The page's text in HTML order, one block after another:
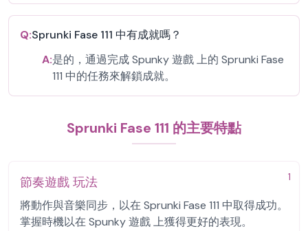
Q:Sprunki Fase 111 中有成就嗎？
A:是的，通過完成 Spunky 遊戲 上的 Sprunki Fase
111 中的任務來解鎖成就。
Sprunki Fase 111 的主要特點
1
節奏遊戲 玩法
將動作與音樂同步，以在 Sprunki Fase 111 中取得成功。
掌握時機以在 Spunky 遊戲 上獲得更好的表現。